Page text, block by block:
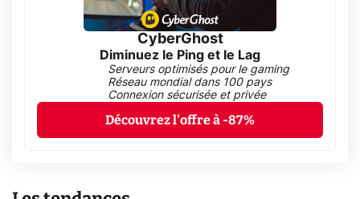
CyberGhost
Diminuez le Ping et le Lag
Serveurs optimisés pour le gaming
Réseau mondial dans 100 pays
Connexion sécurisée et privée
Découvrez l'offre à -87%